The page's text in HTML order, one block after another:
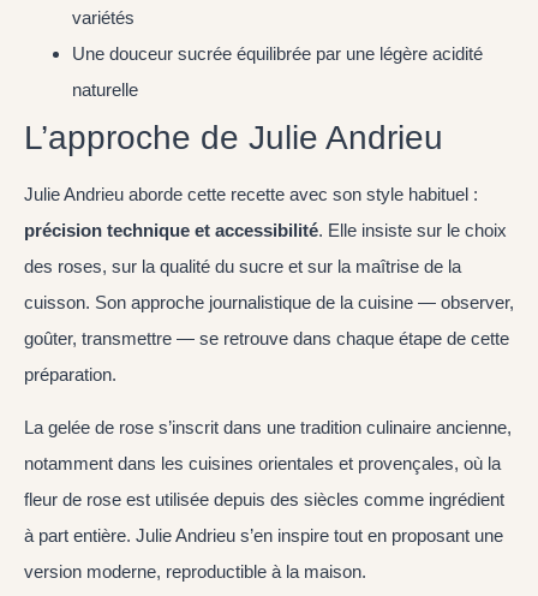
variétés
Une douceur sucrée équilibrée par une légère acidité
naturelle
L’approche de Julie Andrieu
Julie Andrieu aborde cette recette avec son style habituel :
précision technique et accessibilité. Elle insiste sur le choix
des roses, sur la qualité du sucre et sur la maîtrise de la
cuisson. Son approche journalistique de la cuisine — observer,
goûter, transmettre — se retrouve dans chaque étape de cette
préparation.
La gelée de rose s’inscrit dans une tradition culinaire ancienne,
notamment dans les cuisines orientales et provençales, où la
fleur de rose est utilisée depuis des siècles comme ingrédient
à part entière. Julie Andrieu s’en inspire tout en proposant une
version moderne, reproductible à la maison.